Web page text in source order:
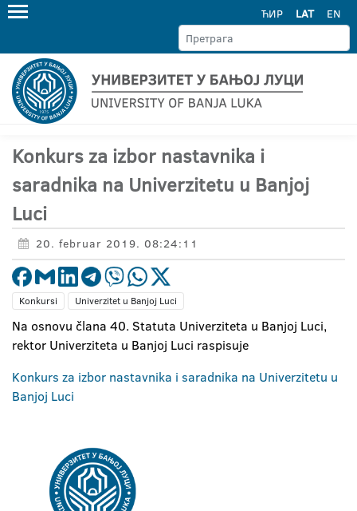
ЋИР LAT EN
Konkurs za izbor nastavnika i
saradnika na Univerzitetu u Banjoj
Luci
20. februar 2019. 08:24:11
Konkursi Univerzitet u Banjoj Luci
Na osnovu člana 40. Statuta Univerziteta u Banjoj Luci,
rektor Univerziteta u Banjoj Luci raspisuje
Konkurs za izbor nastavnika i saradnika na Univerzitetu u
Banjoj Luci